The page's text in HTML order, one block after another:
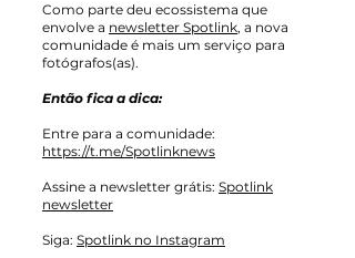
Como parte deu ecossistema que
envolve a newsletter Spotlink, a nova
comunidade é mais um serviço para
fotógrafos(as).
Então fica a dica:
Entre para a comunidade:
https://t.me/Spotlinknews
Assine a newsletter grátis: Spotlink
newsletter
Siga: Spotlink no Instagram